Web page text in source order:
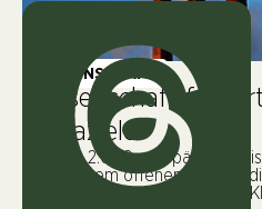
WISSENSCHAFT
Wissenschaft
Klimaziele
Mehr als 2.000 europäische
sich in einem offenen Brief an
gewendet. Der Grund: Die